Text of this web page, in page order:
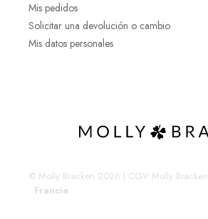
Mis pedidos
Solicitar una devolución o cambio
Mis datos personales
© Molly Bracken 2026 | CGV Molly Bracken
Francia